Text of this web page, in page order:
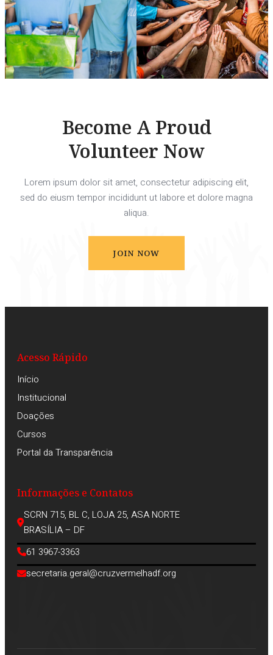
Become A Proud
Volunteer Now
Lorem ipsum dolor sit amet, consectetur adipiscing elit,
sed do eiusm tempor incididunt ut labore et dolore magna
aliqua.
JOIN NOW
Acesso Rápido
Início
Institucional
Doações
Cursos
Portal da Transparência
Informações e Contatos
SCRN 715, BL C, LOJA 25, ASA NORTE
BRASÍLIA – DF
61 3967-3363
secretaria.geral@cruzvermelhadf.org